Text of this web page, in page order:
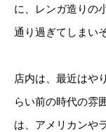
に、レンガ造りの
通り過ぎてしまい
店内は、最近はや
らい前の時代の雰
は、アメリカンや